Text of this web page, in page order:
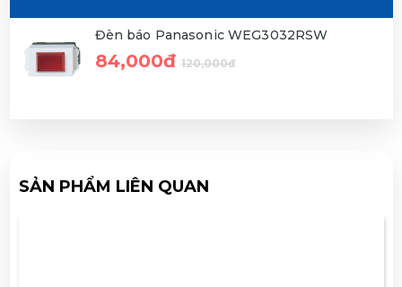
Đèn báo Panasonic WEG3032RSW
84,000đ 120,000đ
SẢN PHẨM LIÊN QUAN